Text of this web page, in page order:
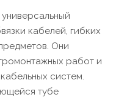
кабелей, гибких
Они
работ и
систем.
тубе